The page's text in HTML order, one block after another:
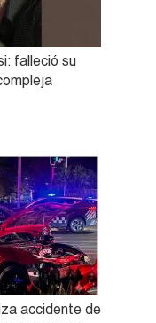
falleció su
accidente de